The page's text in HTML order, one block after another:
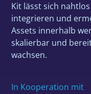
Kit lässt sich
integrieren und
Assets innerhalb
skalierbar und
wachsen.
In Kooperation mit